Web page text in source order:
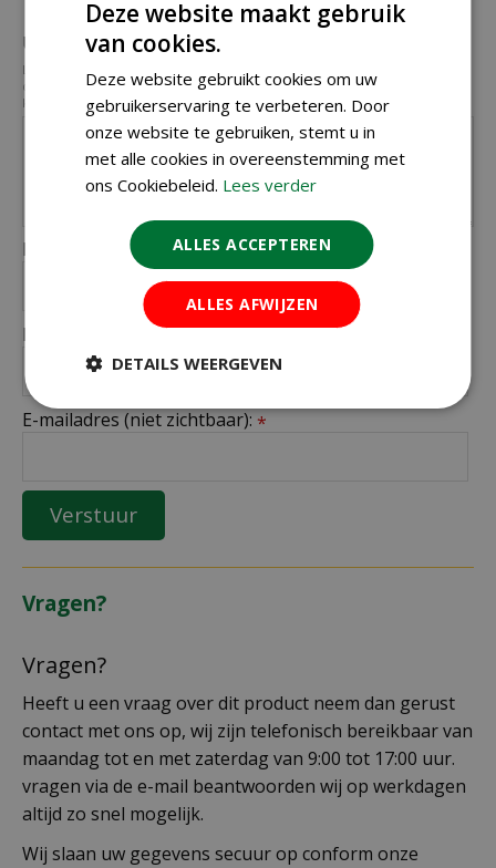
Uw mening over dit product:
Let op: deze recensie gaat over het product en niet over ons tuincentrum,
de service of levering van uw bestelling. U kunt bijvoorbeeld in gaan op de
kwaliteit van het product, de look & feel en belangrijke eigenschappen.
Naam (zichtbaar op website):*
Plaats (zichtbaar op website):
E-mailadres (niet zichtbaar): *
Vragen?
Vragen?
Heeft u een vraag over dit product neem dan gerust
contact met ons op, wij zijn telefonisch bereikbaar van
maandag tot en met zaterdag van 9:00 tot 17:00 uur.
vragen via de e-mail beantwoorden wij op werkdagen
altijd zo snel mogelijk.
Wij slaan uw gegevens secuur op conform onze
Deze website maakt gebruik
van cookies.
Deze website gebruikt cookies om uw
gebruikerservaring te verbeteren. Door
onze website te gebruiken, stemt u in
met alle cookies in overeenstemming met
ons Cookiebeleid. Lees verder
ALLES ACCEPTEREN
ALLES AFWIJZEN
DETAILS WEERGEVEN